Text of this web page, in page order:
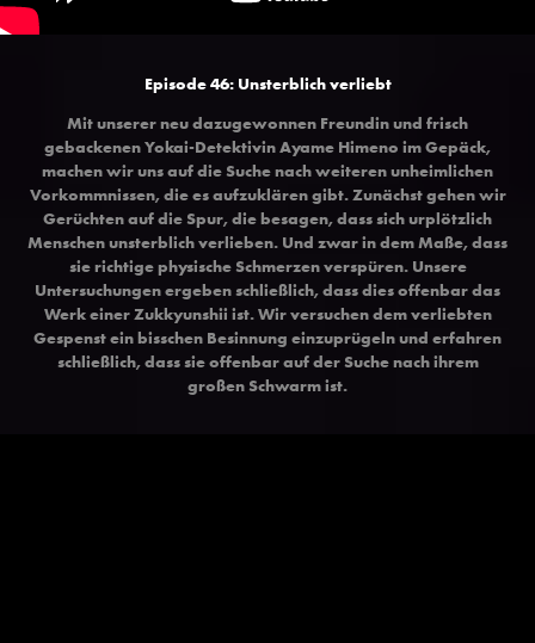
Episode 46: Unsterblich verliebt
Mit unserer neu dazugewonnen Freundin und frisch
gebackenen Yokai-Detektivin Ayame Himeno im Gepäck,
machen wir uns auf die Suche nach weiteren unheimlichen
Vorkommnissen, die es aufzuklären gibt. Zunächst gehen wir
Gerüchten auf die Spur, die besagen, dass sich urplötzlich
Menschen unsterblich verlieben. Und zwar in dem Maße, dass
sie richtige physische Schmerzen verspüren. Unsere
Untersuchungen ergeben schließlich, dass dies offenbar das
Werk einer Zukkyunshii ist. Wir versuchen dem verliebten
Gespenst ein bisschen Besinnung einzuprügeln und erfahren
schließlich, dass sie offenbar auf der Suche nach ihrem
großen Schwarm ist.